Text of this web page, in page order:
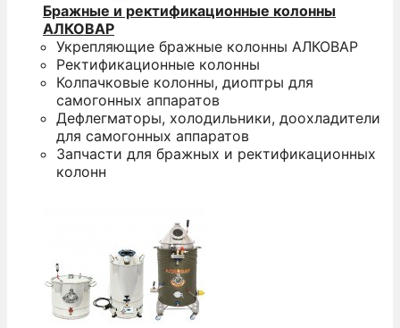
Бражные и ректификационные колонны
АЛКОВАР
Укрепляющие бражные колонны АЛКОВАР
Ректификационные колонны
Колпачковые колонны, диоптры для
самогонных аппаратов
Дефлегматоры, холодильники, доохладители
для самогонных аппаратов
Запчасти для бражных и ректификационных
колонн